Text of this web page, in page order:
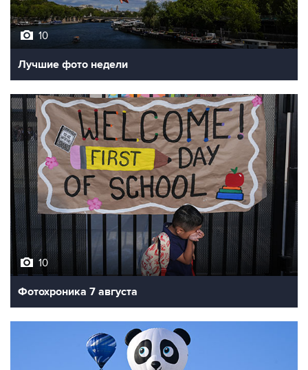
10
Лучшие фото недели
10
Фотохроника 7 августа